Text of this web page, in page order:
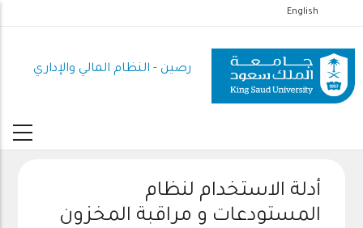
إلى
المحتوى
الرئيسي
English
رصين - النظام المالي والإداري
أدلة الاستخدام لنظام
المستودعات و مراقبة المخزون